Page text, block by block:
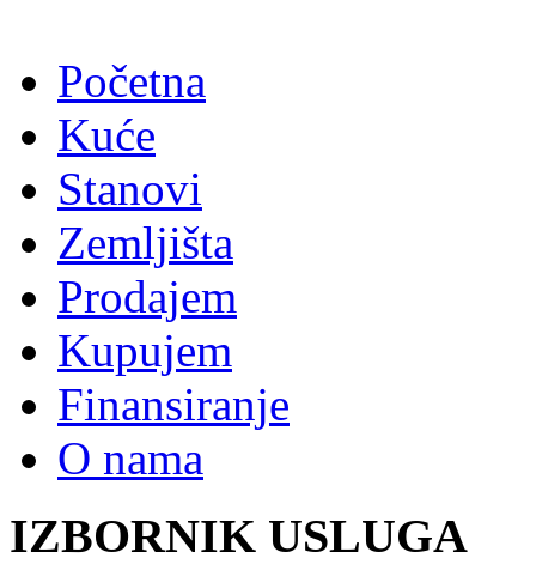
Početna
Kuće
Stanovi
Zemljišta
Prodajem
Kupujem
Finansiranje
O nama
IZBORNIK USLUGA